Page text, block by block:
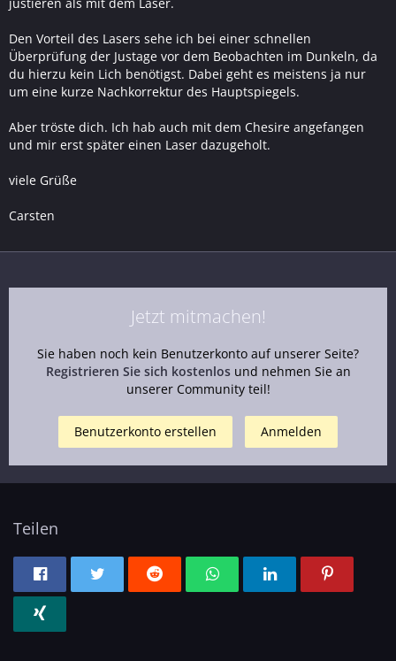
Den Vorteil des Lasers sehe ich bei einer schnellen
Überprüfung der Justage vor dem Beobachten im Dunkeln, da
du hierzu kein Lich benötigst. Dabei geht es meistens ja nur
um eine kurze Nachkorrektur des Hauptspiegels.
Aber tröste dich. Ich hab auch mit dem Chesire angefangen
und mir erst später einen Laser dazugeholt.
viele Grüße
Carsten
Jetzt mitmachen!
Sie haben noch kein Benutzerkonto auf unserer Seite?
Registrieren Sie sich kostenlosund nehmen Sie an
unserer Community teil!
Benutzerkonto erstellen Anmelden
Teilen